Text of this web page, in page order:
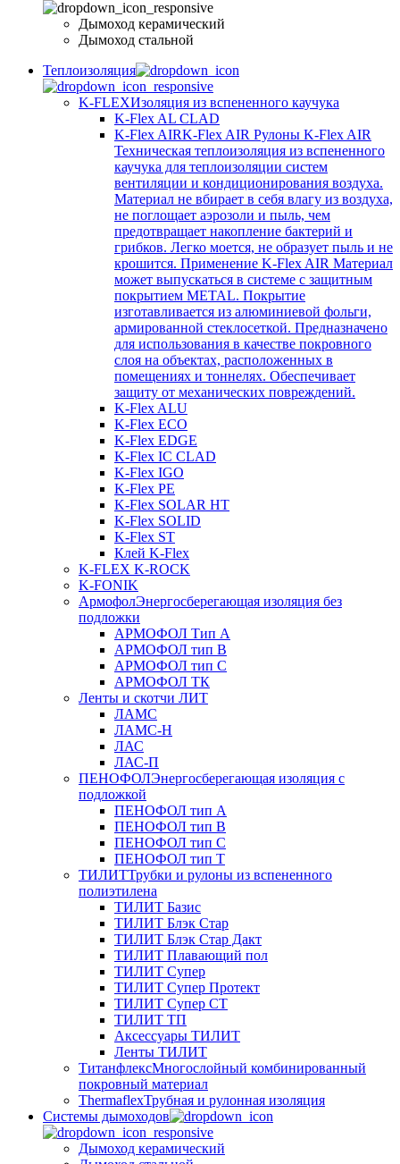
Дымоход керамический
Дымоход стальной
Теплоизоляция
K-FLEXИзоляция из вспененного каучука
K-Flex AL CLAD
K-Flex AIRK-Flex AIR Рулоны K-Flex AIR
Техническая теплоизоляция из вспененного
каучука для теплоизоляции систем
вентиляции и кондиционирования воздуха.
Материал не вбирает в себя влагу из воздуха,
не поглощает аэрозоли и пыль, чем
предотвращает накопление бактерий и
грибков. Легко моется, не образует пыль и не
крошится. Применение K-Flex AIR Материал
может выпускаться в системе c защитным
покрытием METAL. Покрытие
изготавливается из алюминиевой фольги,
армированной стеклосеткой. Предназначено
для использования в качестве покровного
слоя на объектах, расположенных в
помещениях и тоннелях. Обеспечивает
защиту от механических повреждений.
K-Flex ALU
K-Flex ECO
K-Flex EDGE
K-Flex IC CLAD
K-Flex IGO
K-Flex PE
K-Flex SOLAR HT
K-Flex SOLID
K-Flex ST
Клей K-Flex
K-FLEX K-ROCK
K-FONIK
АрмофолЭнергосберегающая изоляция без
подложки
АРМОФОЛ Тип А
АРМОФОЛ тип В
АРМОФОЛ тип C
АРМОФОЛ ТК
Ленты и скотчи ЛИТ
ЛАМС
ЛАМС-Н
ЛАС
ЛАС-П
ПЕНОФОЛЭнергосберегающая изоляция с
подложкой
ПЕНОФОЛ тип А
ПЕНОФОЛ тип B
ПЕНОФОЛ тип C
ПЕНОФОЛ тип T
ТИЛИТТрубки и рулоны из вспененного
полиэтилена
ТИЛИТ Базис
ТИЛИТ Блэк Стар
ТИЛИТ Блэк Стар Дакт
ТИЛИТ Плавающий пол
ТИЛИТ Супер
ТИЛИТ Супер Протект
ТИЛИТ Супер СТ
ТИЛИТ ТП
Аксессуары ТИЛИТ
Ленты ТИЛИТ
ТитанфлексМногослойный комбинированный
покровный материал
ThermaflexТрубная и рулонная изоляция
Cистемы дымоходов
Дымоход керамический